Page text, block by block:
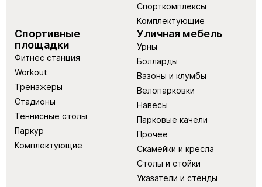
Спорткомплексы
Комплектующие
Спортивные
площадки
Фитнес станция
Workout
Тренажеры
Стадионы
Теннисные столы
Паркур
Комплектующие
Уличная мебель
Урны
Болларды
Вазоны и клумбы
Велопарковки
Навесы
Парковые качели
Прочее
Скамейки и кресла
Столы и стойки
Указатели и стенды